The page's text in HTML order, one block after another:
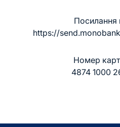
Посилання
https://
Номер
4874 1000